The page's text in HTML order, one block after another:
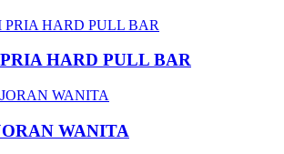
HARD PULL BAR
WANITA